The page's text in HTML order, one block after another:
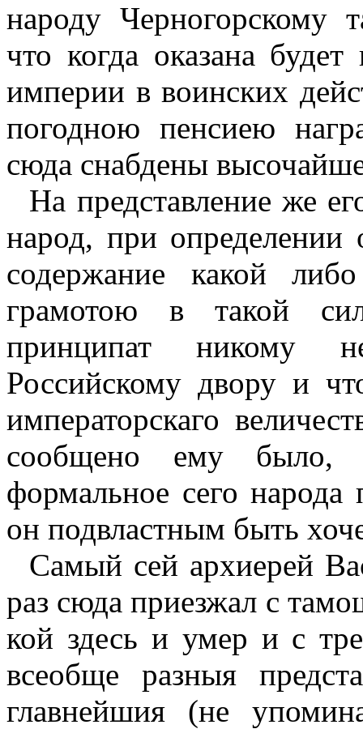
народу Черногорскому
что когда оказана
империи в воинских
погодною пенсиею
сюда снабдены
На представление же
народ, при определении
содержание какой
грамотою в такой
принципат никому
Российскому двору и
императорскаго
сообщено ему было,
формальное сего
он подвластным быть
Самый сей apxиepeй
раз сюда приезжал с
кой здесь и умер и с
всеобще разныя
главнейшия (не